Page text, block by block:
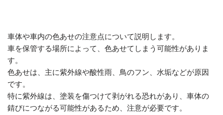
車体や車内の色あせの注意点について説明します。
車を保管する場所によって、色あせてしまう可能性がありま
す。
色あせは、主に紫外線や酸性雨、鳥のフン、水垢などが原因
です。
特に紫外線は、塗装を傷つけて剥がれる恐れがあり、車体の
錆びにつながる可能性があるため、注意が必要です。